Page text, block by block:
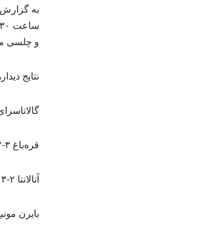
و چلسی
نتایج
گالاتاسرای ۱-۱
قره‌باغ ۳-۲ آینتراخت فرانکفورت
آتالانتا ۲-۳ اتلتیک بیلبائو
بایرن مونیخ ۲-۰